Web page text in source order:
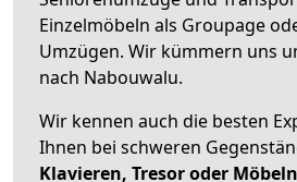
Einzelmöbeln als Groupage
Umzügen. Wir kümmern uns
nach Nabouwalu.
Wir kennen auch die besten
Ihnen bei schweren
Klavieren, Tresor oder Möbeln